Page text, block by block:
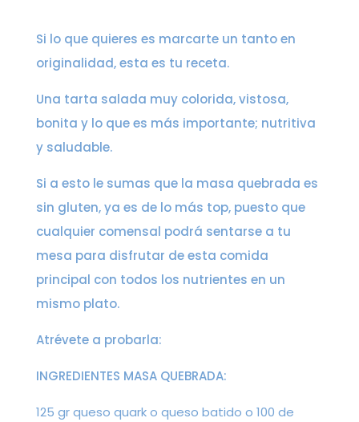
Si lo que quieres es marcarte un tanto en
originalidad, esta es tu receta.
Una tarta salada muy colorida, vistosa,
bonita y lo que es más importante; nutritiva
y saludable.
Si a esto le sumas que la masa quebrada es
sin gluten, ya es de lo más top, puesto que
cualquier comensal podrá sentarse a tu
mesa para disfrutar de esta comida
principal con todos los nutrientes en un
mismo plato.
Atrévete a probarla:
INGREDIENTES MASA QUEBRADA:
125 gr queso quark o queso batido o 100 de